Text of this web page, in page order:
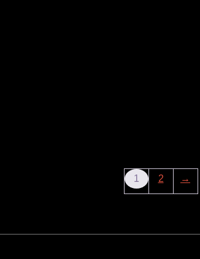
1 2 →